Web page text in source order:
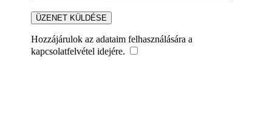
Hozzájárulok az adataim felhasználására a
kapcsolatfelvétel idejére.